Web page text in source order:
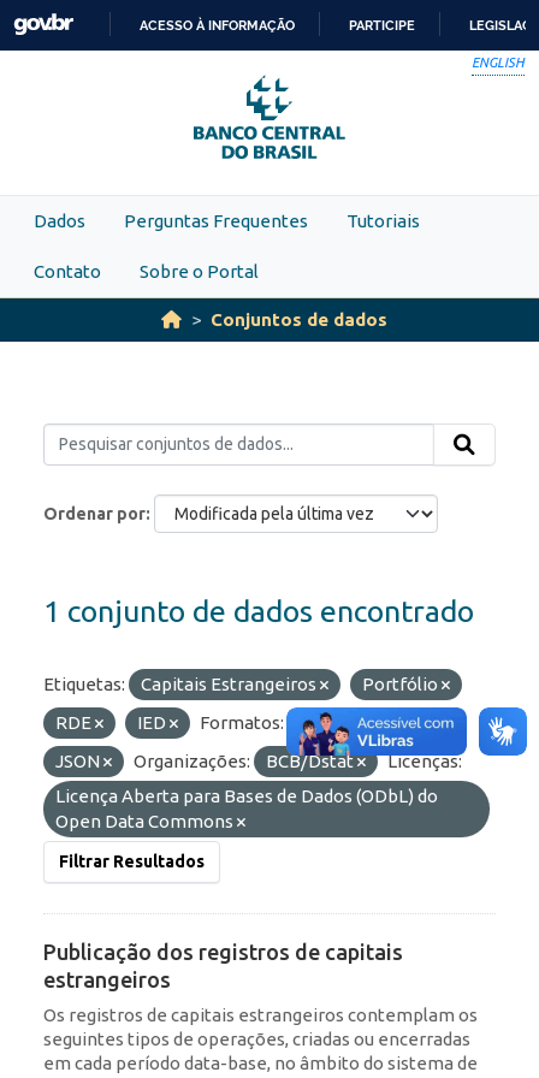
Skip to main content
PARA
O
CONTEÚDO
ACESSO À INFORMAÇÃO PARTICIPE
ENGLISH
Dados Perguntas Frequentes Tutoriais
Contato Sobre o Portal
Conjuntos de dados
Ordenar por
1 conjunto de dados encontrado
Etiquetas: Capitais Estrangeiros
Portfólio
RDE
IED Formatos: HTML
API
JSON
Organizações: BCB/Dstat
Licenças:
Licença Aberta para Bases de Dados (ODbL) do
Open Data Commons
Filtrar Resultados
Publicação dos registros de capitais
estrangeiros
Os registros de capitais estrangeiros contemplam os
seguintes tipos de operações, criadas ou encerradas
em cada período data-base, no âmbito do sistema de